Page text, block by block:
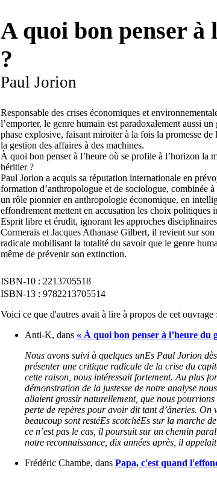
A quoi bon penser à
?
Paul Jorion
Responsable des crises économiques et
l’emporter, le genre humain est paradoxalement aussi
phase explosive, faisant miroiter à la fois la promesse
la gestion des affaires à des machines.
À quoi bon penser à l’heure où se profile à l’horizon la
héritier ?
Paul Jorion a acquis sa réputation internationale en
formation d’anthropologue et de sociologue, combinée
un rôle pionnier en anthropologie économique, en
effondrement mettent en accusation les choix politiques
Esprit libre et érudit, ignorant les approches
Cormerais et Jacques Athanase Gilbert, il revient sur
radicale mobilisant la totalité du savoir que le genre
même de prévenir son extinction.
2213705518
9782213705514
Voici ce que d'autres avait à lire à propos de cet ouvrage :
Anti-K, dans « À quoi bon penser à l’heure du
Nous avons suivi à quelques unEs Paul Jorion
présenter une critique radicale de la crise du
cette raison, nous intéressait fortement. Au plus
démonstration de la justesse de notre analyse
allaient grossir naturellement, que nous pourrions
perte de repères pour avoir dit tant d’âneries. On
beaucoup sont restéEs scotchéEs sur la marche
ce n’est pas le cas, il poursuit sur un chemin
notre reconnaissance, dix années après, il
Frédéric Chambe, dans Papa, c'est quand